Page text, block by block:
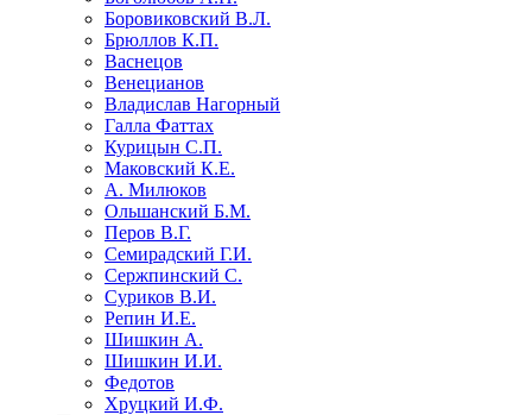
Боровиковский В.Л.
Брюллов К.П.
Васнецов
Венецианов
Владислав Нагорный
Галла Фаттах
Курицын С.П.
Маковский К.Е.
А. Милюков
Ольшанский Б.М.
Перов В.Г.
Семирадский Г.И.
Сержпинский С.
Суриков В.И.
Репин И.Е.
Шишкин А.
Шишкин И.И.
Федотов
Хруцкий И.Ф.